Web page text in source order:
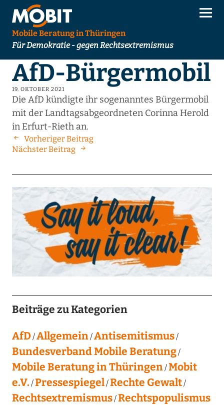
Mobile Beratung in Thüringen
Für Demokratie - gegen Rechtsextremismus
AfD-Bürgermobil
19. OKTOBER 2021
Die AfD kündigte ihr sogenanntes Bürgermobil
mit der Landtagsabgeordneten Corinna Herold
in Erfurt-Rieth an.
Vorheriger Beitrag
Nächster Beitrag
Beiträge zu Kategorien
AfD Allgemein Antisemitismus
Bundesverband Mobile Beratung
Mobile Beratung in Thüringen Mobit
e.V. Pressespiegel Rechte Gewalt
Rechtsextremismus Rechtspopulismus